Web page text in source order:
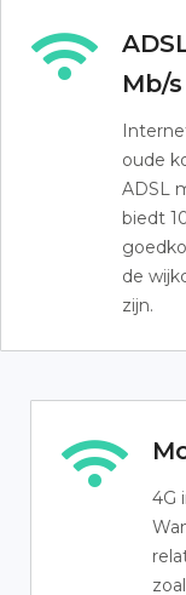
Mb/s
oude
ADSL
biedt
de
zijn.
4G